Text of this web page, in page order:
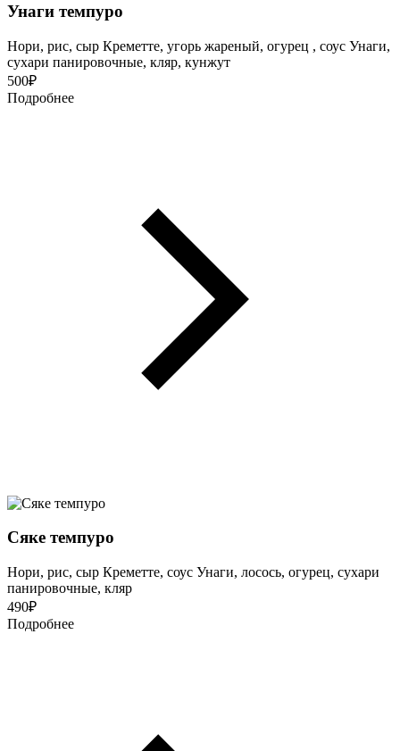
Унаги темпуро
Нори, рис, сыр Креметте, угорь жареный, огурец , соус Унаги,
сухари панировочные, кляр, кунжут
500₽
Подробнее
Сяке темпуро
Нори, рис, сыр Креметте, соус Унаги, лосось, огурец, сухари
панировочные, кляр
490₽
Подробнее